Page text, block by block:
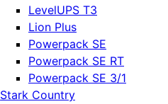
LevelUPS T3
Lion Plus
Powerpack SE
Powerpack SE RT
Powerpack SE 3/1
Stark Country